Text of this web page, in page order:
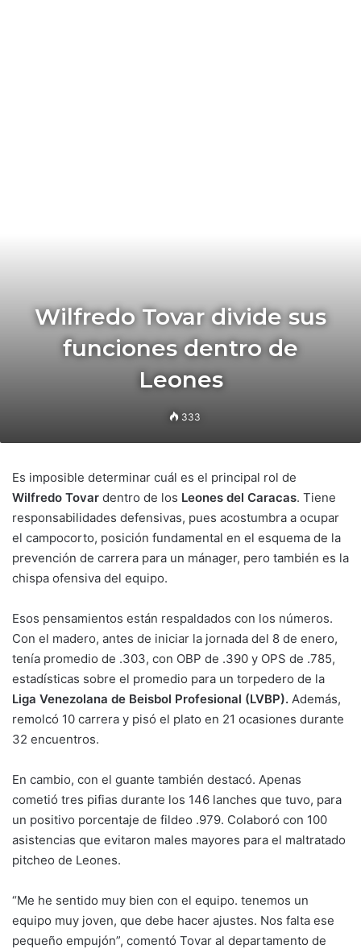
Wilfredo Tovar divide sus
funciones dentro de
Leones
333
Es imposible determinar cuál es el principal rol de
Wilfredo Tovar dentro de los Leones del Caracas. Tiene
responsabilidades defensivas, pues acostumbra a ocupar
el campocorto, posición fundamental en el esquema de la
prevención de carrera para un mánager, pero también es la
chispa ofensiva del equipo.
Esos pensamientos están respaldados con los números.
Con el madero, antes de iniciar la jornada del 8 de enero,
tenía promedio de .303, con OBP de .390 y OPS de .785,
estadísticas sobre el promedio para un torpedero de la
Liga Venezolana de Beisbol Profesional (LVBP). Además,
remolcó 10 carrera y pisó el plato en 21 ocasiones durante
32 encuentros.
En cambio, con el guante también destacó. Apenas
cometió tres pifias durante los 146 lanches que tuvo, para
un positivo porcentaje de fildeo .979. Colaboró con 100
asistencias que evitaron males mayores para el maltratado
pitcheo de Leones.
“Me he sentido muy bien con el equipo. tenemos un
equipo muy joven, que debe hacer ajustes. Nos falta ese
pequeño empujón”, comentó Tovar al departamento de